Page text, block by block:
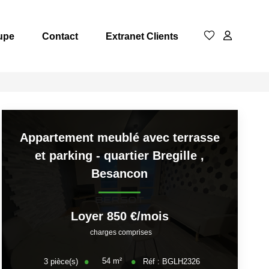
Contact Extranet Clients
Appartement meublé avec terrasse
et parking - quartier Bregille ,
Besancon
Loyer 850 €/mois
charges comprises
3pièce(s) 54m² Réf : BGLH2326